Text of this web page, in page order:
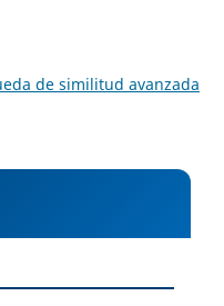
de similitud avanzada